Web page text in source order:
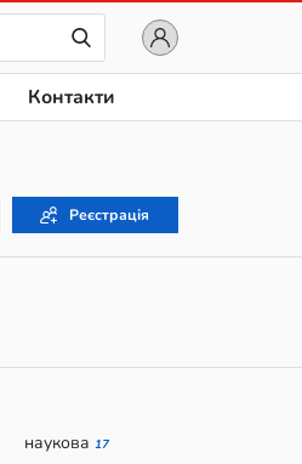
Контакти
Реєстрація
наукова 17